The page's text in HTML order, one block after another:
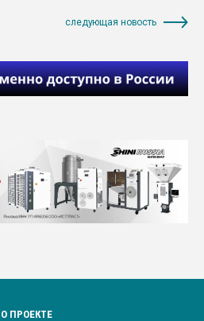
следующая новость
О ПРОЕКТЕ